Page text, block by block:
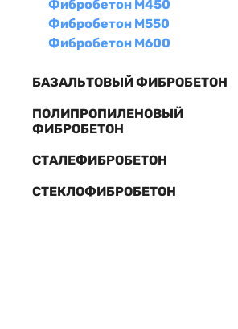
Фибробетон М450
Фибробетон М550
Фибробетон М600
БАЗАЛЬТОВЫЙ ФИБРОБЕТОН
ПОЛИПРОПИЛЕНОВЫЙ
ФИБРОБЕТОН
СТАЛЕФИБРОБЕТОН
СТЕКЛОФИБРОБЕТОН